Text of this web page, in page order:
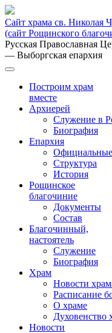
Сайт храма св. Николая
(сайт Рощинского
Русская Православная
— Выборгская епархия
Построим храм
вместе
Архиерей
Служение в
Биография
Епархия
Структура
История
Рощинское
благочиние
Документы
Состав
Благочинный,
настоятель
Служение
Биография
Храм
Новости
Расписание
О храме
Духовенство
Новости